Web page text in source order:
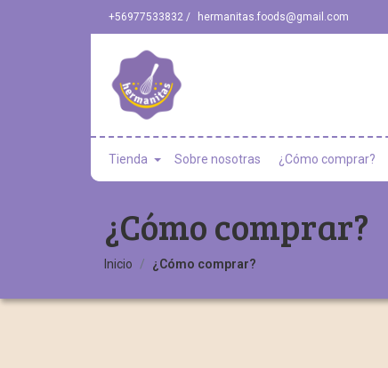
+56977533832 / hermanitas.foods@gmail.com
Tienda Sobre nosotras ¿Cómo comprar?
¿Cómo comprar?
Inicio ¿Cómo comprar?